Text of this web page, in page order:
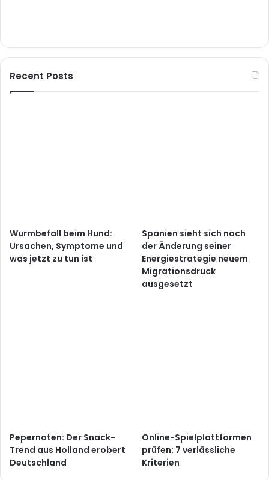
Recent Posts
Wurmbefall beim Hund:
Ursachen, Symptome und
was jetzt zu tun ist
Spanien sieht sich nach
der Änderung seiner
Energiestrategie neuem
Migrationsdruck
ausgesetzt
Pepernoten: Der Snack-
Trend aus Holland erobert
Deutschland
Online-Spielplattformen
prüfen: 7 verlässliche
Kriterien